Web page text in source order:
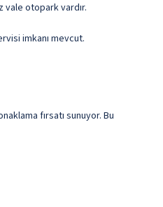
vale otopark vardır.
imkanı mevcut.
fırsatı sunuyor. Bu